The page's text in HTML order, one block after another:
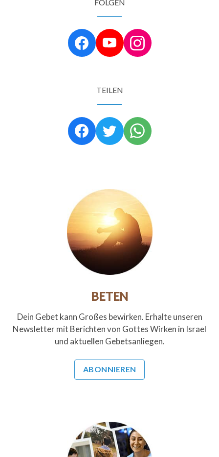
FOLGEN
TEILEN
BETEN
Dein Gebet kann Großes bewirken. Erhalte unseren
Newsletter mit Berichten von Gottes Wirken in Israel
und aktuellen Gebetsanliegen.
ABONNIEREN